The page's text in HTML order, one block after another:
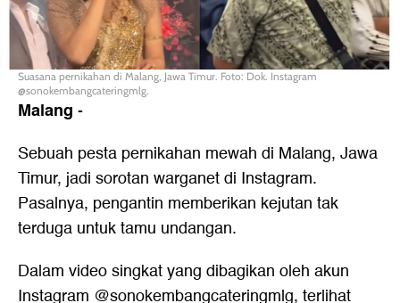
Suasana pernikahan di Malang, Jawa Timur. Foto: Dok. Instagram
@sonokembangcateringmlg.
Malang -
Sebuah pesta pernikahan mewah di Malang, Jawa
Timur, jadi sorotan warganet di Instagram.
Pasalnya, pengantin memberikan kejutan tak
terduga untuk tamu undangan.
Dalam video singkat yang dibagikan oleh akun
Instagram @sonokembangcateringmlg, terlihat